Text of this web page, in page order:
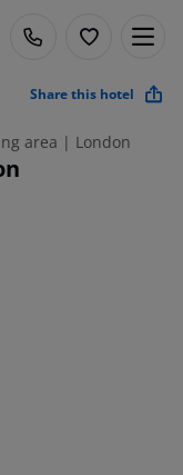
Share this hotel
area | London